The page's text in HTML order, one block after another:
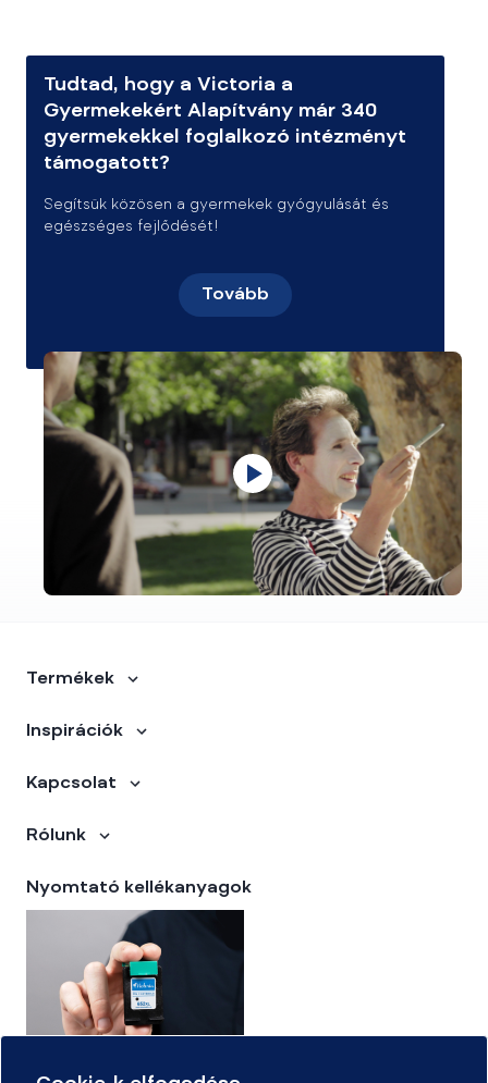
Tudtad, hogy a Victoria a
Gyermekekért Alapítvány már 340
gyermekekkel foglalkozó intézményt
támogatott?
Segítsük közösen a gyermekek gyógyulását és
egészséges fejlődését!
Tovább
Termékek
Inspirációk
Kapcsolat
Rólunk
Nyomtató kellékanyagok